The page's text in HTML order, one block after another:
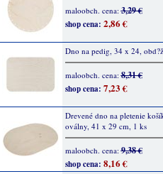
maloobch. cena:3,29 €
shop cena: 2,86 €
Dno na pedig, 34 x 24,
maloobch. cena:8,31 €
shop cena: 7,23 €
Drevené dno na pletenie
oválny, 41 x 29 cm, 1 ks
maloobch. cena:9,38 €
shop cena: 8,16 €